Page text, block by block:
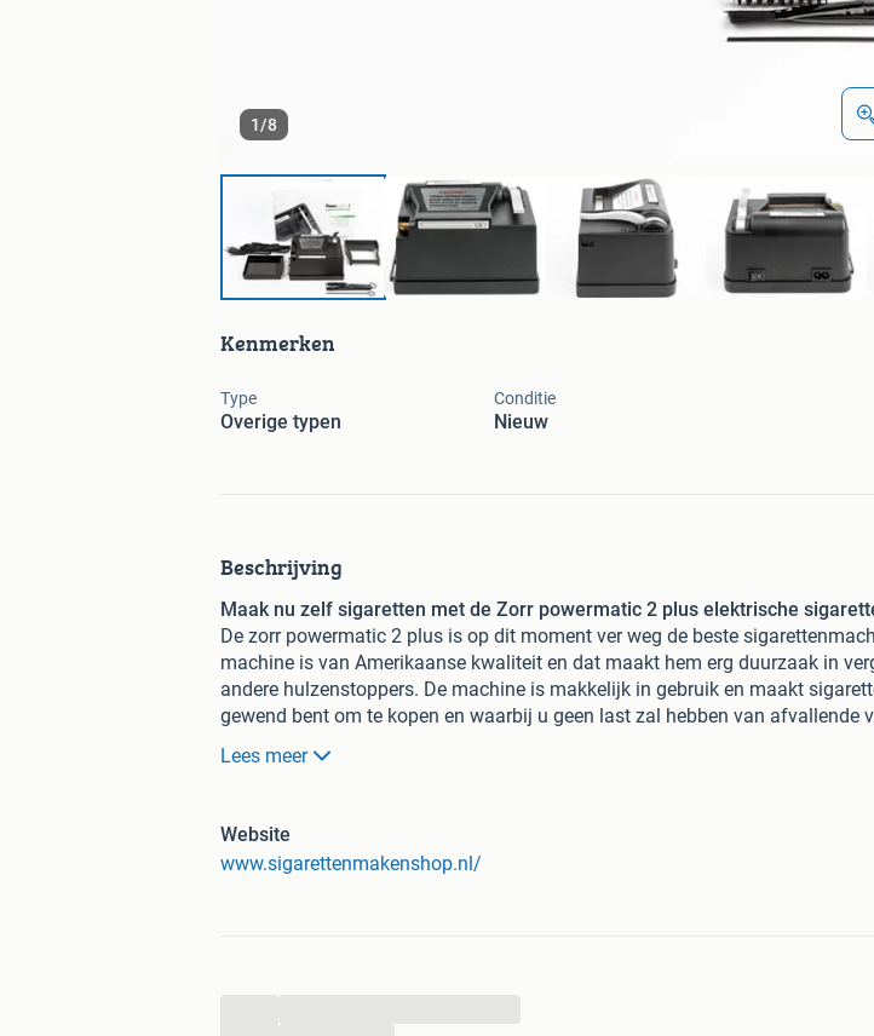
1/8
Kenmerken
Type
Overige typen
Conditie
Nieuw
Beschrijving
Maak nu zelf sigaretten met de Zorr powermatic 2 plus elektrische
De zorr powermatic 2 plus is op dit moment ver weg de beste
machine is van Amerikaanse kwaliteit en dat maakt hem erg duurzaak in
andere hulzenstoppers. De machine is makkelijk in gebruik en maakt
gewend bent om te kopen en waarbij u geen last zal hebben van afvallende
Bespaar flink veel geld! Niet alleen wordt het nu makkelijk en leuk om
heeft.
De besparing loopt al snel op naar de 40% ten opzichte van de normale prijs
Lees meer
Website
www.sigarettenmakenshop.nl/